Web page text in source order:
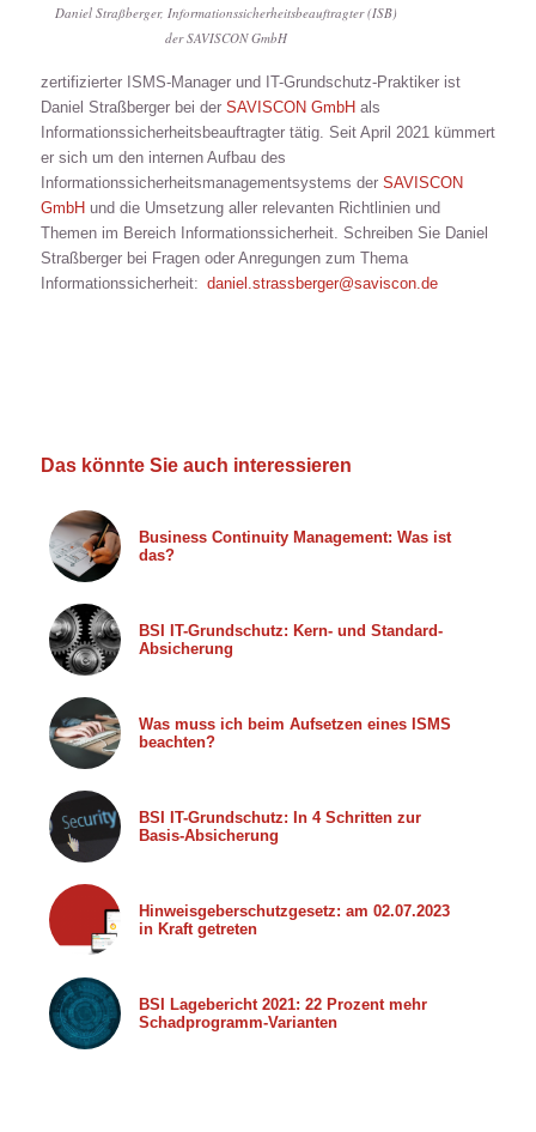
Daniel Straßberger, Informationssicherheitsbeauftragter (ISB)
der SAVISCON GmbH
zertifizierter ISMS-Manager und IT-Grundschutz-Praktiker ist
Daniel Straßberger bei der SAVISCON GmbH als
Informationssicherheitsbeauftragter tätig. Seit April 2021 kümmert
er sich um den internen Aufbau des
Informationssicherheitsmanagementsystems der SAVISCON
GmbH und die Umsetzung aller relevanten Richtlinien und
Themen im Bereich Informationssicherheit. Schreiben Sie Daniel
Straßberger bei Fragen oder Anregungen zum Thema
Informationssicherheit: daniel.strassberger@saviscon.de
Das könnte Sie auch interessieren
Business Continuity Management: Was ist
das?
BSI IT-Grundschutz: Kern- und Standard-
Absicherung
Was muss ich beim Aufsetzen eines ISMS
beachten?
BSI IT-Grundschutz: In 4 Schritten zur
Basis-Absicherung
Hinweisgeberschutzgesetz: am 02.07.2023
in Kraft getreten
BSI Lagebericht 2021: 22 Prozent mehr
Schadprogramm-Varianten